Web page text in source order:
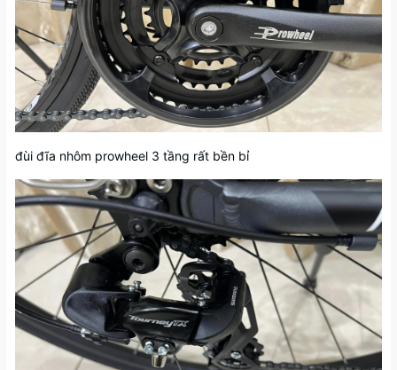
đùi đĩa nhôm prowheel 3 tầng rất bền bỉ